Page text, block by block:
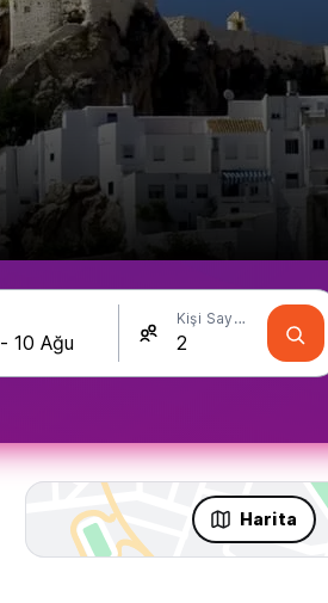
Kişi Sayısı
Harita